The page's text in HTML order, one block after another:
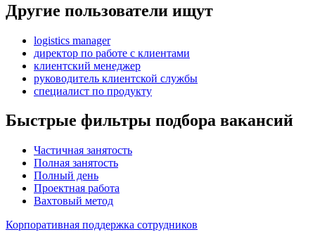
Другие пользователи ищут
logistics manager
директор по работе с клиентами
клиентский менеджер
руководитель клиентской службы
специалист по продукту
Быстрые фильтры подбора вакансий
Частичная занятость
Полная занятость
Полный день
Проектная работа
Вахтовый метод
Корпоративная поддержка сотрудников